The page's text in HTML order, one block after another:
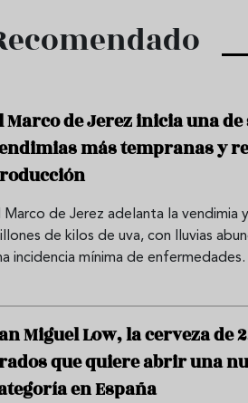
Marco de Jerez inicia una de
más tempranas y
Marco de Jerez adelanta la vendimia
de kilos de uva, con lluvias
incidencia mínima de enfermedades.
Miguel Low, la cerveza de
que quiere abrir una
en España